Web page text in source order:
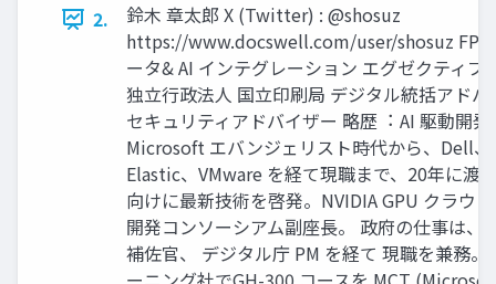
2.
鈴⽊ 章太郎 X (Twitter) : @shosuz
https://www.docswell.com/user/shosuz FPT
ータ& AI インテグレーション エグゼクティブ
独⽴⾏政法⼈ 国⽴印刷局 デジタル統括アド
セキュリティアドバイザー 略歴︓ AI 駆動開
Microsoft エバンジェリスト時代から、Dell
Elastic、VMware を経て現職まで、20年に渡
向けに最新技術を啓発。NVIDIA GPU クラウ
開発コンソーシアム副座⻑。 政府の仕事は、
補佐官、 デジタル庁 PM を経て 現職を兼務。